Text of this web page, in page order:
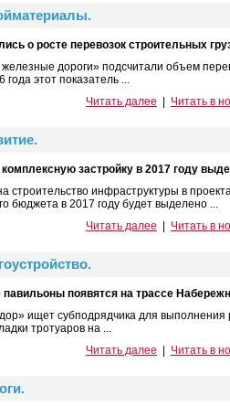
о росте перевозок строительных
железные дороги» подсчитали объем
года этот показатель ...
Читать далее
Читать в
застройку в 2017 году
строительство инфраструктуры в
бюджета в 2017 году будет выделено ...
Читать далее
Читать в
появятся на трассе
ищет субподрядчика для выполнения
тротуаров на ...
Читать далее
Читать в